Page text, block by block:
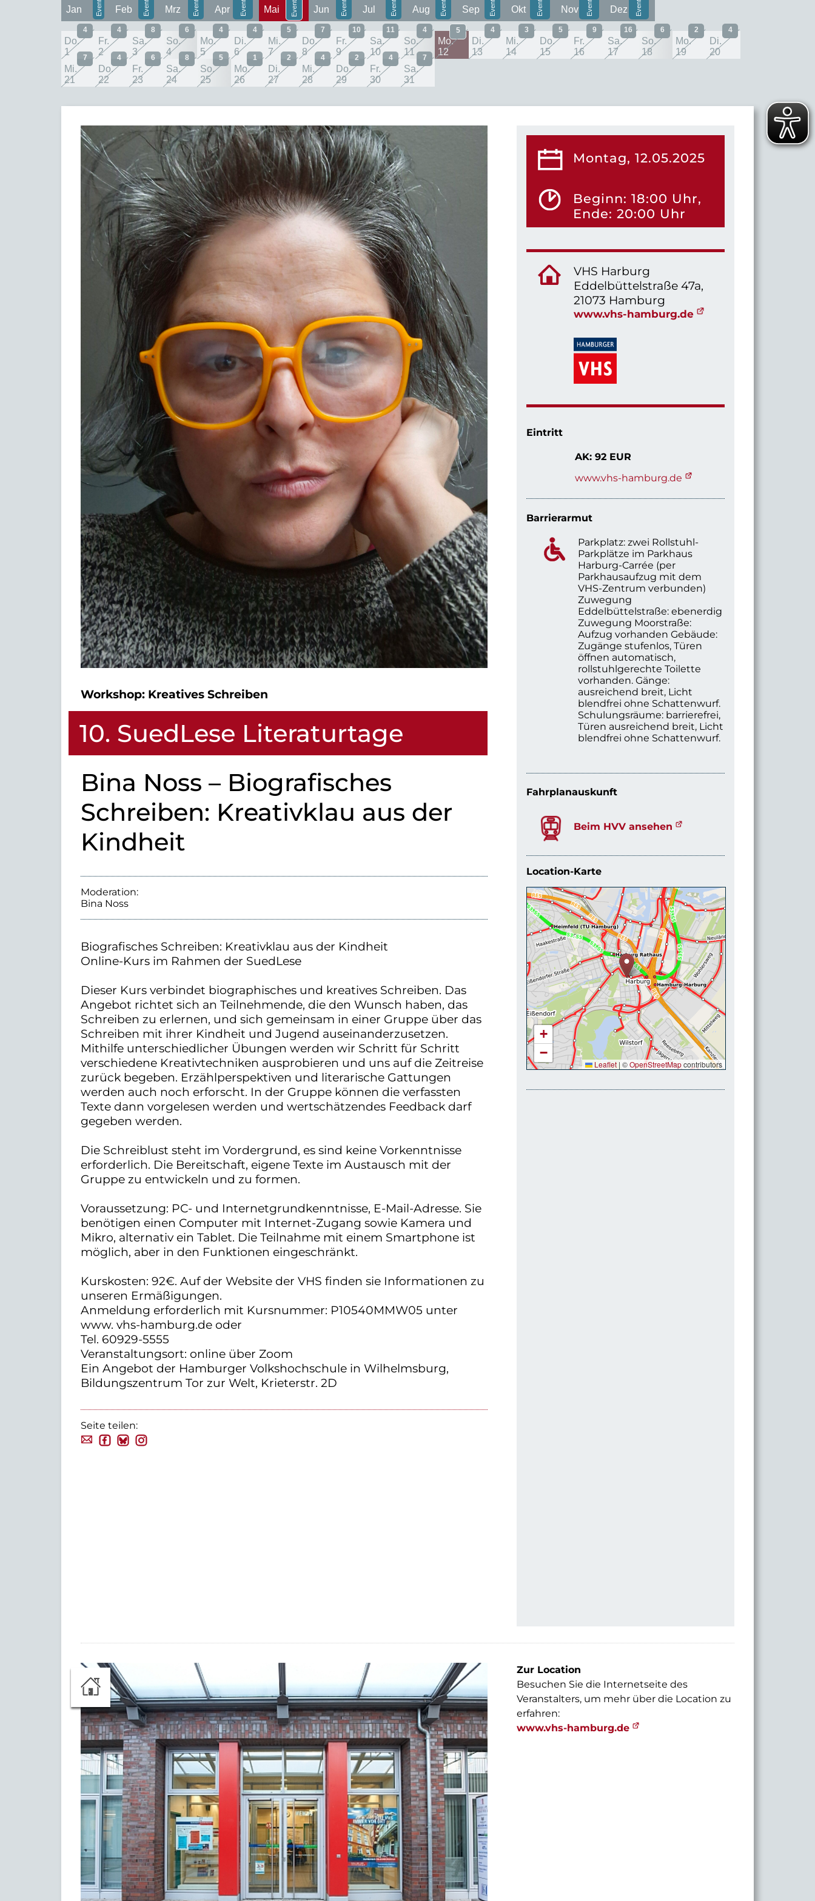
Jan Feb Mrz Apr Mai Jun Jul Aug Sep Okt Nov Dez
Do.
1
4
Fr.
2
4
Sa.
3
8
So.
4
6
Mo.
5
4
Di.
6
4
Mi.
7
5
Do.
8
7
Fr.
9
10
Sa.
10
11
So.
11
4
Mo.
12
5
Di.
13
4
Mi.
14
3
Do.
15
5
Fr.
16
9
Sa.
17
16
So.
18
6
Mo.
19
2
Di.
20
4
Mi.
21
7
Do.
22
4
Fr.
23
6
Sa.
24
8
So.
25
5
Mo.
26
1
Di.
27
2
Mi.
28
4
Do.
29
2
Fr.
30
4
Sa.
31
7
Workshop:Kreatives Schreiben
10. SuedLese Literaturtage
Bina Noss – Biografisches
Schreiben: Kreativklau aus der
Kindheit
Moderation:
Bina Noss
Biografisches Schreiben: Kreativklau aus der Kindheit
Online-Kurs im Rahmen der SuedLese
Dieser Kurs verbindet biographisches und kreatives Schreiben. Das
Angebot richtet sich an Teilnehmende, die den Wunsch haben, das
Schreiben zu erlernen, und sich gemeinsam in einer Gruppe über das
Schreiben mit ihrer Kindheit und Jugend auseinanderzusetzen.
Mithilfe unterschiedlicher Übungen werden wir Schritt für Schritt
verschiedene Kreativtechniken ausprobieren und uns auf die Zeitreise
zurück begeben. Erzählperspektiven und literarische Gattungen
werden auch noch erforscht. In der Gruppe können die verfassten
Texte dann vorgelesen werden und wertschätzendes Feedback darf
gegeben werden.
Die Schreiblust steht im Vordergrund, es sind keine Vorkenntnisse
erforderlich. Die Bereitschaft, eigene Texte im Austausch mit der
Gruppe zu entwickeln und zu formen.
Voraussetzung: PC- und Internetgrundkenntnisse, E-Mail-Adresse. Sie
benötigen einen Computer mit Internet-Zugang sowie Kamera und
Mikro, alternativ ein Tablet. Die Teilnahme mit einem Smartphone ist
möglich, aber in den Funktionen eingeschränkt.
Kurskosten: 92€. Auf der Website der VHS finden sie Informationen zu
unseren Ermäßigungen.
Anmeldung erforderlich mit Kursnummer: P10540MMW05 unter
www. vhs-hamburg.de oder
Tel. 60929-5555
Veranstaltungsort: online über Zoom
Ein Angebot der Hamburger Volkshochschule in Wilhelmsburg,
Bildungszentrum Tor zur Welt, Krieterstr. 2D
Seite teilen:
Montag, 12.05.2025
Beginn: 18:00 Uhr,
Ende: 20:00 Uhr
VHS Harburg
Eddelbüttelstraße 47a,
21073 Hamburg
www.vhs-hamburg.de
Eintritt
AK: 92 EUR
www.vhs-hamburg.de
Barrierarmut
Parkplatz: zwei Rollstuhl-
Parkplätze im Parkhaus
Harburg-Carrée (per
Parkhausaufzug mit dem
VHS-Zentrum verbunden)
Zuwegung
Eddelbüttelstraße: ebenerdig
Zuwegung Moorstraße:
Aufzug vorhanden Gebäude:
Zugänge stufenlos, Türen
öffnen automatisch,
rollstuhlgerechte Toilette
vorhanden. Gänge:
ausreichend breit, Licht
blendfrei ohne Schattenwurf.
Schulungsräume: barrierefrei,
Türen ausreichend breit, Licht
blendfrei ohne Schattenwurf.
Fahrplanauskunft
Beim HVV ansehen
Location-Karte
+
−
Leaflet | ©OpenStreetMapcontributors
Zur Location
Besuchen Sie die Internetseite des
Veranstalters, um mehr über die Location zu
erfahren:
www.vhs-hamburg.de